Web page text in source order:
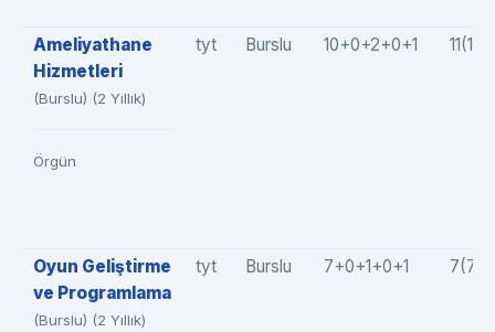
Ameliyathane
Hizmetleri
(Burslu) (2 Yıllık)
Örgün
tyt Burslu 10+0+2+0+1
Oyun Geliştirme
ve Programlama
(Burslu) (2 Yıllık)
tyt Burslu 7+0+1+0+1